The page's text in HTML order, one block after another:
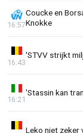
Coucke en
Knokke
16:57
'STVV strijkt
16:43
'Stassin kan
16:21
Leko niet zeker